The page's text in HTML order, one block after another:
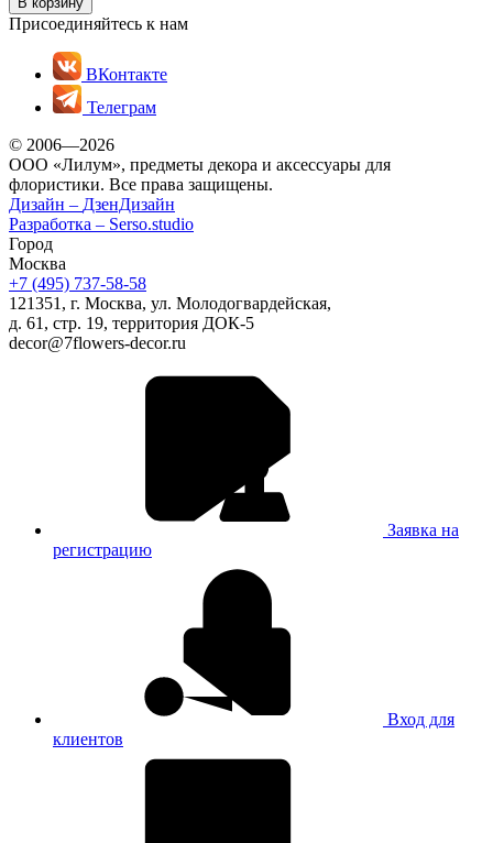
Присоединяйтесь к нам
ВКонтакте
Телеграм
© 2006—2026
ООО «Лилум», предметы декора и аксессуары для
флористики. Все права защищены.
Дизайн – ДзенДизайн
Разработка – Serso.studio
Город
Москва
+7 (495) 737-58-58
121351, г. Москва, ул. Молодогвардейская,
д. 61, стр. 19, территория ДОК-5
decor@7flowers-decor.ru
Заявка на
регистрацию
Вход для
клиентов